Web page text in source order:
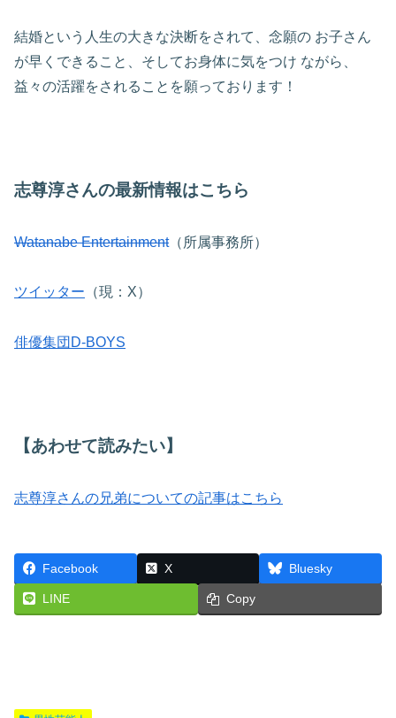
結婚という人生の大きな決断をされて、念願の お子さん
が早くできること、そしてお身体に気をつけ ながら、
益々の活躍をされることを願っております！
志尊淳さんの最新情報はこちら
Watanabe Entertainment（所属事務所）
ツイッター （現：X）
俳優集団D-BOYS
【あわせて読みたい】
志尊淳さんの兄弟についての記事はこちら
Facebook X Bluesky
LINE Copy